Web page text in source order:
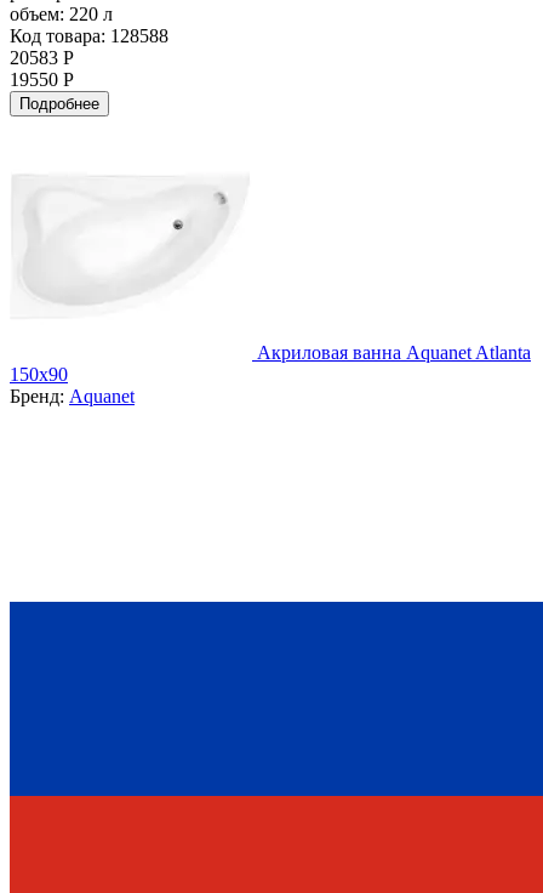
объем: 220 л
Код товара: 128588
20583 Р
19550 Р
Подробнее
Акриловая ванна Aquanet Atlanta
150x90
Бренд: Aquanet